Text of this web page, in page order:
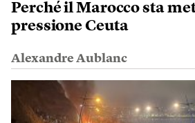
Perché il Marocco sta
pressione Ceuta
Alexandre Aublanc